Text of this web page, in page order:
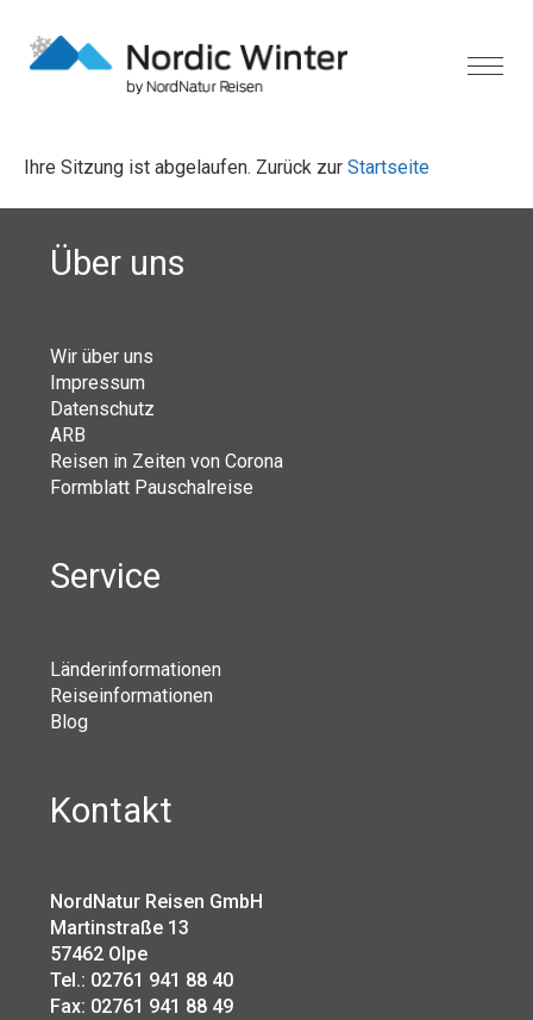
Ihre Sitzung ist abgelaufen. Zurück zur Startseite
Über uns
Wir über uns
Impressum
Datenschutz
ARB
Reisen in Zeiten von Corona
Formblatt Pauschalreise
Service
Länderinformationen
Reiseinformationen
Blog
Kontakt
NordNatur Reisen GmbH
Martinstraße 13
57462 Olpe
Tel.: 02761 941 88 40
Fax: 02761 941 88 49